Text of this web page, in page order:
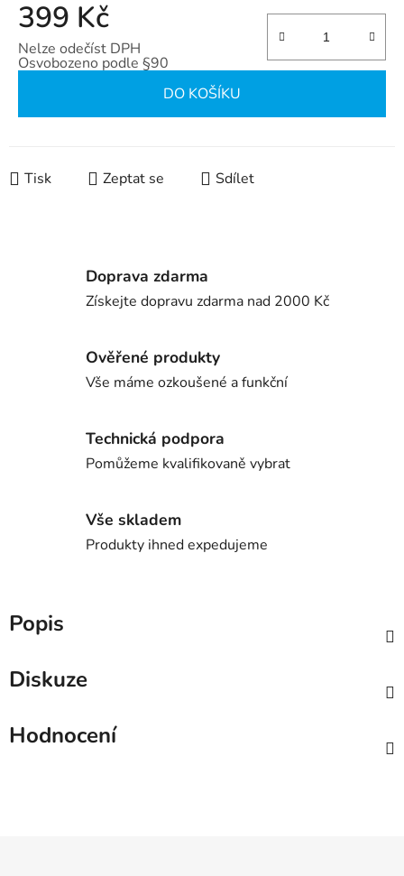
399 Kč
Nelze odečíst DPH
Osvobozeno podle §90
DO KOŠÍKU
Tisk Zeptat se Sdílet
Doprava zdarma
Získejte dopravu zdarma nad 2000 Kč
Ověřené produkty
Vše máme ozkoušené a funkční
Technická podpora
Pomůžeme kvalifikovaně vybrat
Vše skladem
Produkty ihned expedujeme
Popis
Diskuze
Hodnocení